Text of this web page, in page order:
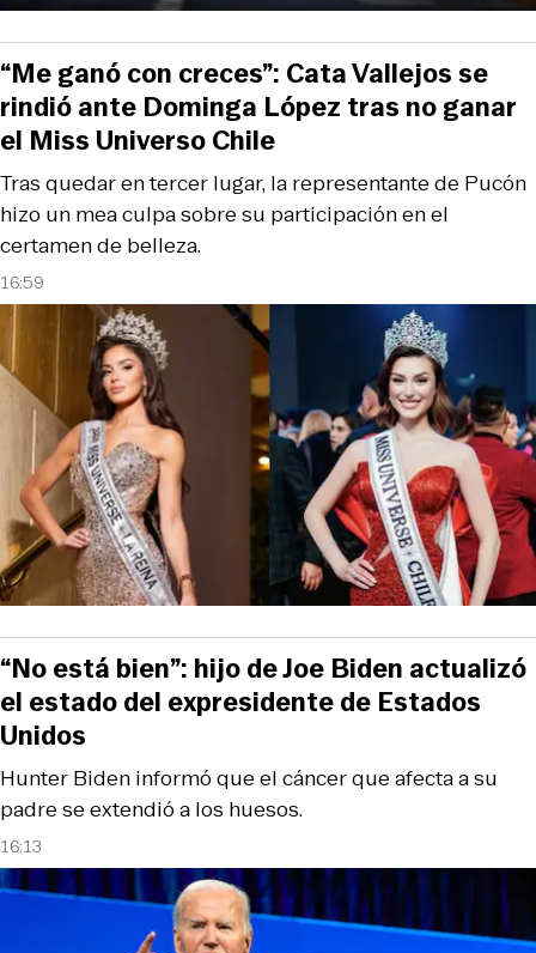
16:59
Tras quedar en tercer lugar, la representante de Pucón
hizo un mea culpa sobre su participación en el
certamen de belleza.
“Me ganó con creces”: Cata Vallejos se
rindió ante Dominga López tras no ganar
el Miss Universo Chile
16:13
Hunter Biden informó que el cáncer que afecta a su
padre se extendió a los huesos.
“No está bien”: hijo de Joe Biden actualizó
el estado del expresidente de Estados
Unidos